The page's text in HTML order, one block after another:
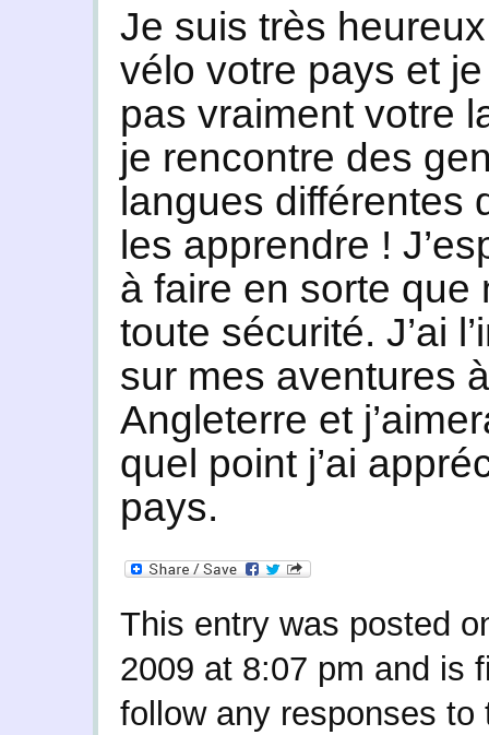
Je suis très
vélo votre pays et
pas vraiment votre
je rencontre des
langues différentes
les apprendre !
à faire en sorte
toute sécurité. J’ai
sur mes aventures
Angleterre et
quel point j’ai
pays.
This entry was posted
2009 at 8:07 pm and is
follow any responses